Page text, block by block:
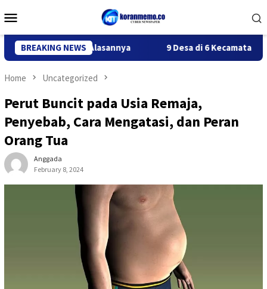
to
Menu
BREAKING NEWS
Ini Alasannya 9 Desa di 6 Kecamatan
Home Uncategorized
Perut Buncit pada Usia Remaja,
Penyebab, Cara Mengatasi, dan Peran
Orang Tua
Anggada
February 8, 2024